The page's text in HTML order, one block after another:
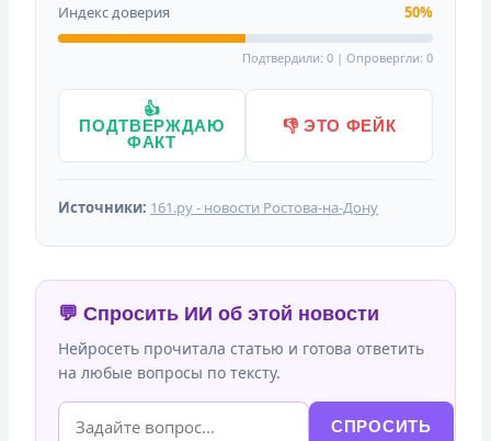
Индекс доверия 50%
Подтвердили: 0 | Опровергли: 0
👍
ПОДТВЕРЖДАЮ
ФАКТ
👎 ЭТО ФЕЙК
Источники: 161.ру - новости Ростова-на-Дону
💬 Спросить ИИ об этой новости
Нейросеть прочитала статью и готова ответить
на любые вопросы по тексту.
СПРОСИТЬ